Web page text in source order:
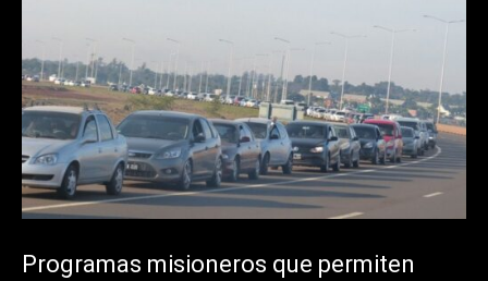
Programas misioneros que permiten